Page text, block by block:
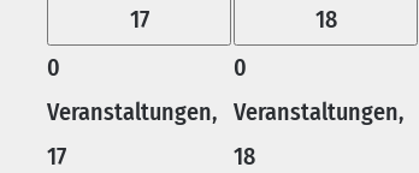
17
0
Veranstaltungen,
17
18
0
Veranstaltungen,
18